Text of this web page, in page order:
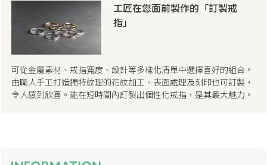
工匠在您面前製作的「訂製戒
指」
可從金屬素材、戒指寬度、設計等多樣化清單中選擇喜好的組合。
由職人手工打造獨特紋理的花紋加工、表面處理及刻印也可訂製，
令人感到欣喜。能在短時間內訂製出個性化戒指，是其最大魅力。